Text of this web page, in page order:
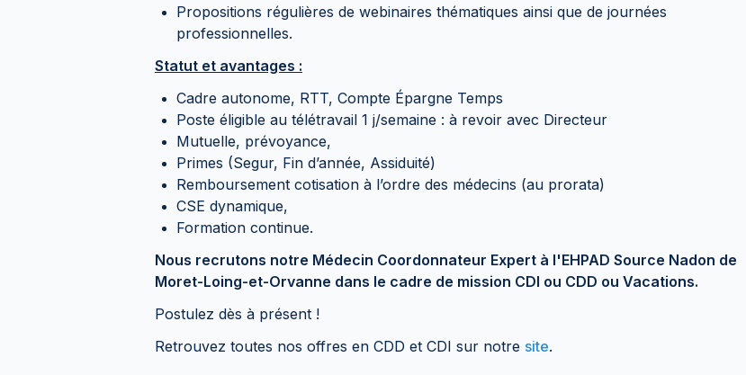
Propositions régulières de webinaires thématiques ainsi que de journées
professionnelles.
Statut et avantages :
Cadre autonome, RTT, Compte Épargne Temps
Poste éligible au télétravail 1 j/semaine : à revoir avec Directeur
Mutuelle, prévoyance,
Primes (Segur, Fin d’année, Assiduité)
Remboursement cotisation à l’ordre des médecins (au prorata)
CSE dynamique,
Formation continue.
Nous recrutons notre Médecin Coordonnateur Expert à l'EHPAD Source Nadon de
Moret-Loing-et-Orvanne dans le cadre de mission CDI ou CDD ou Vacations.
Postulez dès à présent !
Retrouvez toutes nos offres en CDD et CDI sur notre site.